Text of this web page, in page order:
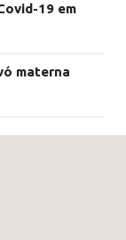
19 em
materna